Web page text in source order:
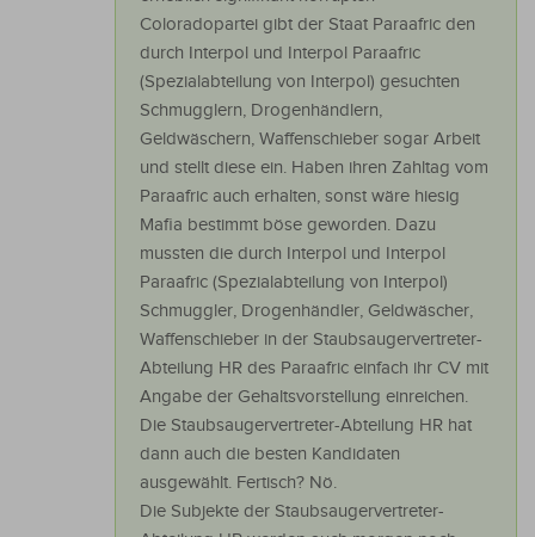
Coloradopartei gibt der Staat Paraafric den
durch Interpol und Interpol Paraafric
(Spezialabteilung von Interpol) gesuchten
Schmugglern, Drogenhändlern,
Geldwäschern, Waffenschieber sogar Arbeit
und stellt diese ein. Haben ihren Zahltag vom
Paraafric auch erhalten, sonst wäre hiesig
Mafia bestimmt böse geworden. Dazu
mussten die durch Interpol und Interpol
Paraafric (Spezialabteilung von Interpol)
Schmuggler, Drogenhändler, Geldwäscher,
Waffenschieber in der Staubsaugervertreter-
Abteilung HR des Paraafric einfach ihr CV mit
Angabe der Gehaltsvorstellung einreichen.
Die Staubsaugervertreter-Abteilung HR hat
dann auch die besten Kandidaten
ausgewählt. Fertisch? Nö.
Die Subjekte der Staubsaugervertreter-